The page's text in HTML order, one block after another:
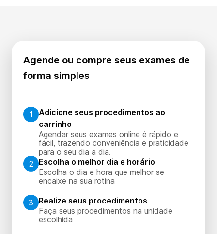
Agende ou compre seus exames de
forma simples
1
Adicione seus procedimentos ao
carrinho
Agendar seus exames online é rápido e
fácil, trazendo conveniência e praticidade
para o seu dia a dia.
2
Escolha o melhor dia e horário
Escolha o dia e hora que melhor se
encaixe na sua rotina
3
Realize seus procedimentos
Faça seus procedimentos na unidade
escolhida